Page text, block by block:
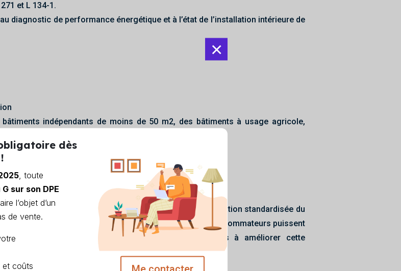
dès
, toute
G sur son DPE
l’objet d’un
de vente.
et coûts
×
et L 134-1.
diagnostic de performance énergétique et à l’état de l’installation intérieure de
indépendants de moins de 50 m2, des bâtiments à usage agricole,
historiques.
effectivement consommée ou estimée pour une utilisation standardisée du
en fonction de valeurs de référence afin que les consommateurs puissent
Il est accompagné de recommandations destinées à améliorer cette